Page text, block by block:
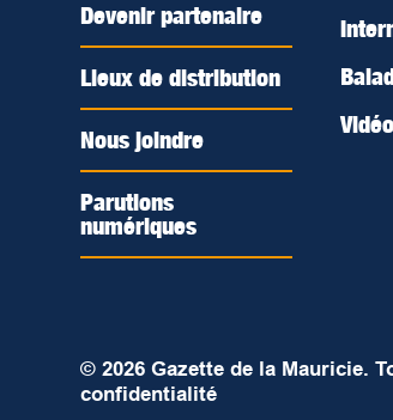
Devenir partenaire
Lieux de distribution
Nous joindre
Parutions
numériques
© 2026 Gazette de la Mauricie.
confidentialité